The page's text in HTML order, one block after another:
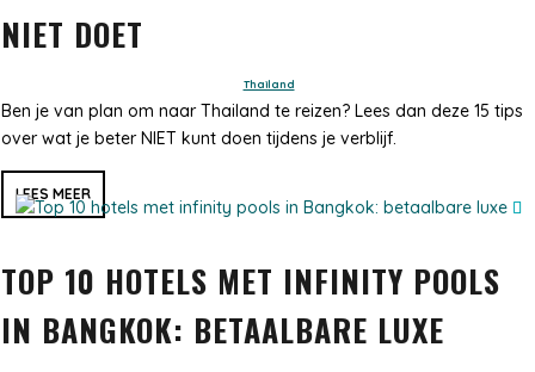
NIET DOET
Thailand
Ben je van plan om naar Thailand te reizen? Lees dan deze 15 tips
over wat je beter NIET kunt doen tijdens je verblijf.
LEES MEER
TOP 10 HOTELS MET INFINITY POOLS
IN BANGKOK: BETAALBARE LUXE